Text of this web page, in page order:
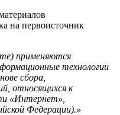
на первоисточник
применяются
технологии
сбора,
относящихся к
«Интернет»,
Федерации).»